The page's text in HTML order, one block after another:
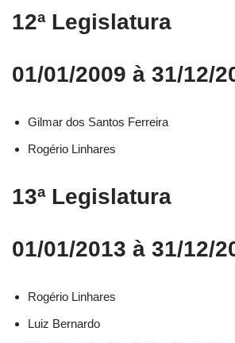
12ª Legislatura
01/01/2009 à 31/12/
Gilmar dos Santos Ferreira
Rogério Linhares
13ª Legislatura
01/01/2013 à 31/12/
Rogério Linhares​
Luiz Bernardo​